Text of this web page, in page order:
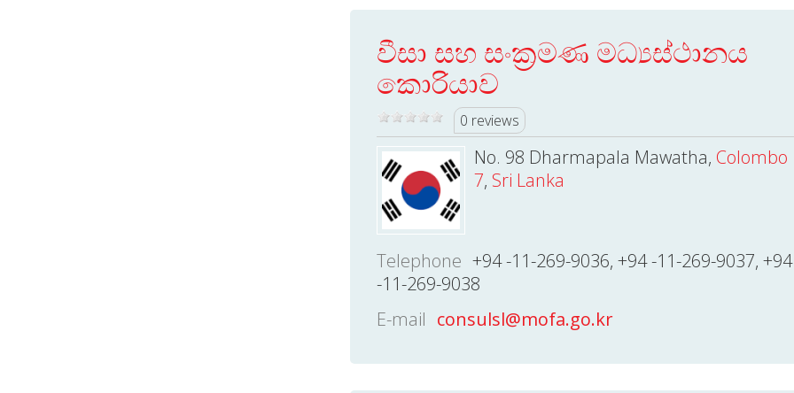
වීසා සහ සංක්‍රමණ මධ්‍යස්ථානය
කොරියාව
0 reviews
No. 98 Dharmapala Mawatha, Colombo
7, Sri Lanka
Telephone +94 -11-269-9036, +94 -11-269-9037, +94
-11-269-9038
E-mail consulsl@mofa.go.kr